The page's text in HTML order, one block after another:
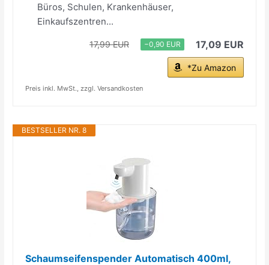
Büros, Schulen, Krankenhäuser,
Einkaufszentren...
17,99 EUR −0,90 EUR 17,09 EUR
*Zu Amazon
Preis inkl. MwSt., zzgl. Versandkosten
BESTSELLER NR. 8
Schaumseifenspender Automatisch 400ml,